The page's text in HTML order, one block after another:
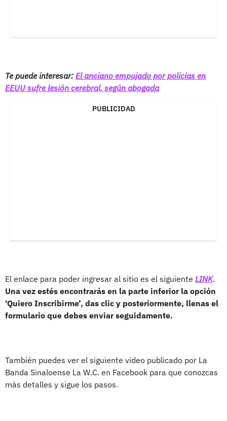
Te puede interesar: El anciano empujado por policías en
EEUU sufre lesión cerebral, según abogada
PUBLICIDAD
El enlace para poder ingresar al sitio es el siguiente LINK.
Una vez estés encontrarás en la parte inferior la opción
‘Quiero Inscribirme’, das clic y posteriormente, llenas el
formulario que debes enviar seguidamente.
También puedes ver el siguiente video publicado por La
Banda Sinaloense La W.C. en Facebook para que conozcas
más detalles y sigue los pasos.